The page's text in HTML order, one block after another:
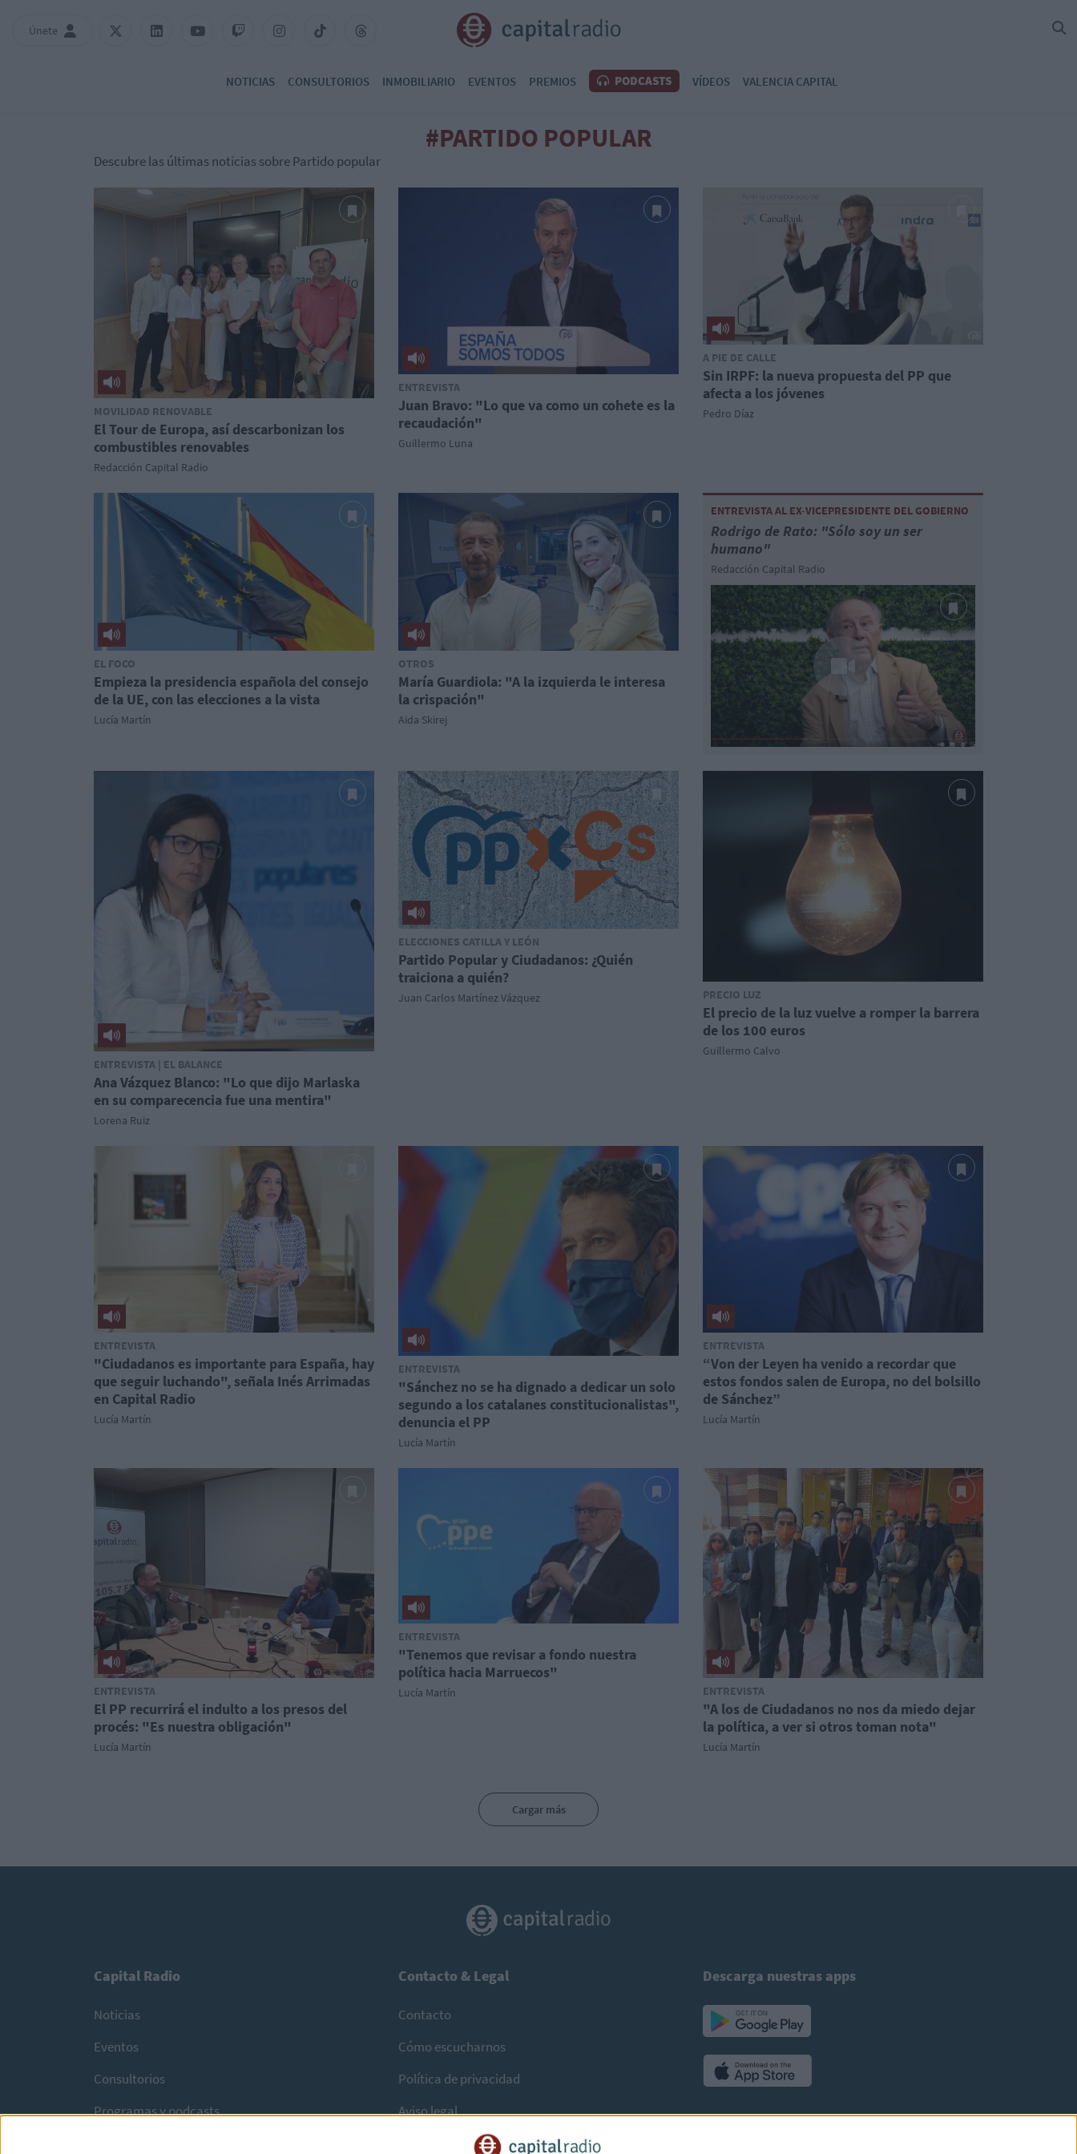
Únete
NOTICIAS CONSULTORIOS INMOBILIARIO EVENTOS PREMIOS PODCASTS VÍDEOS VALENCIA CAPITAL
#PARTIDO POPULAR
Descubre las últimas noticias sobre Partido popular
MOVILIDAD RENOVABLE
El Tour de Europa, así descarbonizan los
combustibles renovables
Redacción Capital Radio
ENTREVISTA
Juan Bravo: "Lo que va como un cohete es la
recaudación"
Guillermo Luna
A PIE DE CALLE
Sin IRPF: la nueva propuesta del PP que
afecta a los jóvenes
Pedro Díaz
EL FOCO
Empieza la presidencia española del consejo
de la UE, con las elecciones a la vista
Lucía Martín
OTROS
María Guardiola: "A la izquierda le interesa
la crispación"
Aida Skirej
ENTREVISTA AL EX-VICEPRESIDENTE DEL GOBIERNO
Rodrigo de Rato: "Sólo soy un ser
humano"
Redacción Capital Radio
ENTREVISTA | EL BALANCE
Ana Vázquez Blanco: "Lo que dijo Marlaska
en su comparecencia fue una mentira"
Lorena Ruiz
ELECCIONES CATILLA Y LEÓN
Partido Popular y Ciudadanos: ¿Quién
traiciona a quién?
Juan Carlos Martínez Vázquez PRECIO LUZ
El precio de la luz vuelve a romper la barrera
de los 100 euros
Guillermo Calvo
ENTREVISTA
"Ciudadanos es importante para España, hay
que seguir luchando", señala Inés Arrimadas
en Capital Radio
Lucía Martín
ENTREVISTA
"Sánchez no se ha dignado a dedicar un solo
segundo a los catalanes constitucionalistas",
denuncia el PP
Lucía Martín
ENTREVISTA
“Von der Leyen ha venido a recordar que
estos fondos salen de Europa, no del bolsillo
de Sánchez”
Lucía Martín
ENTREVISTA
El PP recurrirá el indulto a los presos del
procés: "Es nuestra obligación"
Lucía Martín
ENTREVISTA
"Tenemos que revisar a fondo nuestra
política hacia Marruecos"
Lucía Martín ENTREVISTA
"A los de Ciudadanos no nos da miedo dejar
la política, a ver si otros toman nota"
Lucía Martín
Cargar más
Capital Radio
Noticias
Eventos
Consultorios
Programas y podcasts
Contacto & Legal
Contacto
Cómo escucharnos
Política de privacidad
Aviso legal
Descarga nuestras apps